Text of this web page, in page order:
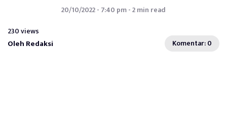
20/10/2022 - 7:40 pm - 2 min read
230 views
Oleh Redaksi Komentar: 0